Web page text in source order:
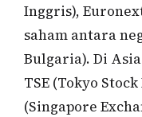
Inggris),
saham antara
Bulgaria). Di
TSE (Tokyo
(Singapore